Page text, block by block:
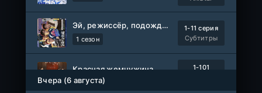
Эй, режиссёр, подождите!
1 сезон
1-11 серия
Субтитры
Красная жемчужина
1 сезон
1-101
Вчера (6 августа)